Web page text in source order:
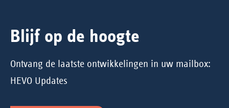
Blijf op de hoogte
Ontvang de laatste ontwikkelingen in uw mailbox:
HEVO Updates